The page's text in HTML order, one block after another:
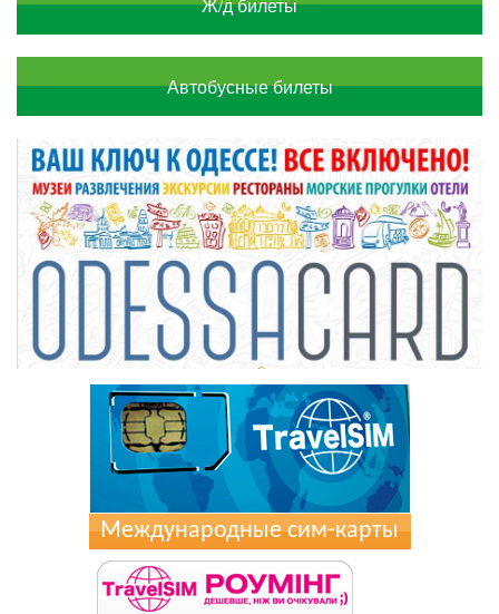
Автобусные билеты
Международные сим-карты